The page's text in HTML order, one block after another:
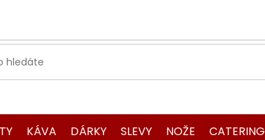
KÁVA DÁRKY SLEVY NOŽE CATERING